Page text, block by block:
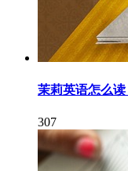
茉莉英语怎么
307